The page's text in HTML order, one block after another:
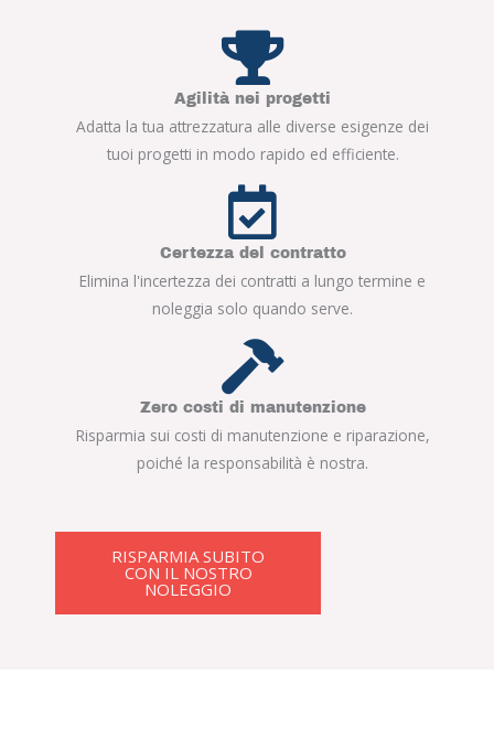
Agilità nei progetti
Adatta la tua attrezzatura alle diverse esigenze dei
tuoi progetti in modo rapido ed efficiente.
Certezza del contratto
Elimina l'incertezza dei contratti a lungo termine e
noleggia solo quando serve.
Zero costi di manutenzione
Risparmia sui costi di manutenzione e riparazione,
poiché la responsabilità è nostra.
RISPARMIA SUBITO
CON IL NOSTRO
NOLEGGIO